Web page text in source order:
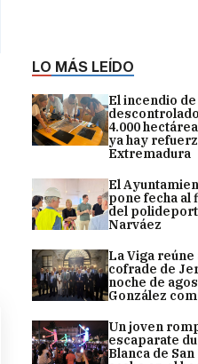
LO MÁS LEÍDO
El incendio
4.000
ya hay
Extremadura
El
pone fecha al
del
Narváez
La Viga
cofrade de
noche de
González
Un joven
escaparate
Blanca de